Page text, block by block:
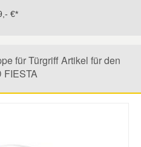
€*
für Türgriff Artikel für den
FIESTA